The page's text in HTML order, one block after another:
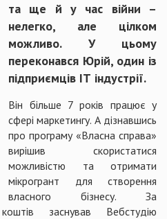
та ще й у час війни –
нелегко, але цілком
можливо. У цьому
переконався Юрій, один із
підприємців ІТ індустрії.
Він більше 7 років працює у
сфері маркетингу. А дізнавшись
про програму «Власна справа»
вирішив скористатися
можливістю та отримати
мікрогрант для створення
власного бізнесу. За
заснував Вебстудію